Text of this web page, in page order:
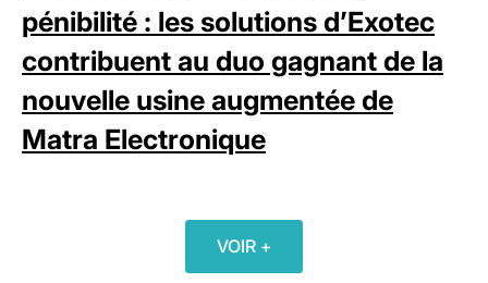
pénibilité : les solutions d’Exotec
contribuent au duo gagnant de la
nouvelle usine augmentée de
Matra Electronique
VOIR +